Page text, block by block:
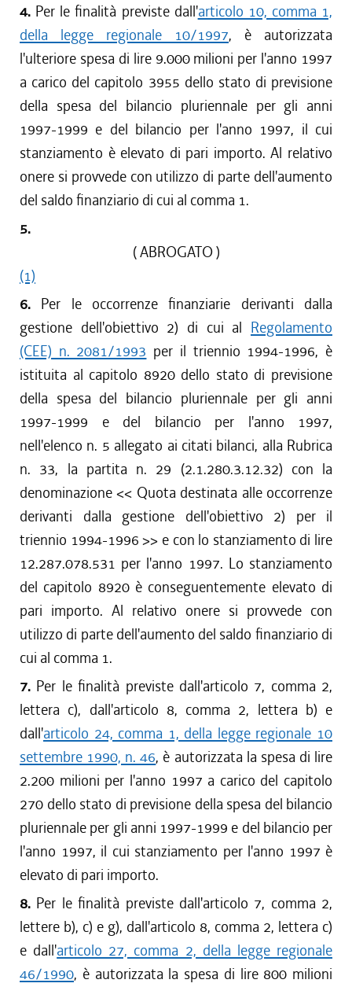
4. Per le finalità previste dall'articolo 10, comma 1,
della legge regionale 10/1997, è autorizzata
l'ulteriore spesa di lire 9.000 milioni per l'anno 1997
a carico del capitolo 3955 dello stato di previsione
della spesa del bilancio pluriennale per gli anni
1997-1999 e del bilancio per l'anno 1997, il cui
stanziamento è elevato di pari importo. Al relativo
onere si provvede con utilizzo di parte dell'aumento
del saldo finanziario di cui al comma 1.
5.
( ABROGATO )
(1)
6. Per le occorrenze finanziarie derivanti dalla
gestione dell'obiettivo 2) di cui al Regolamento
(CEE) n. 2081/1993 per il triennio 1994-1996, è
istituita al capitolo 8920 dello stato di previsione
della spesa del bilancio pluriennale per gli anni
1997-1999 e del bilancio per l'anno 1997,
nell'elenco n. 5 allegato ai citati bilanci, alla Rubrica
n. 33, la partita n. 29 (2.1.280.3.12.32) con la
denominazione << Quota destinata alle occorrenze
derivanti dalla gestione dell'obiettivo 2) per il
triennio 1994-1996 >> e con lo stanziamento di lire
12.287.078.531 per l'anno 1997. Lo stanziamento
del capitolo 8920 è conseguentemente elevato di
pari importo. Al relativo onere si provvede con
utilizzo di parte dell'aumento del saldo finanziario di
cui al comma 1.
7. Per le finalità previste dall'articolo 7, comma 2,
lettera c), dall'articolo 8, comma 2, lettera b) e
dall'articolo 24, comma 1, della legge regionale 10
settembre 1990, n. 46, è autorizzata la spesa di lire
2.200 milioni per l'anno 1997 a carico del capitolo
270 dello stato di previsione della spesa del bilancio
pluriennale per gli anni 1997-1999 e del bilancio per
l'anno 1997, il cui stanziamento per l'anno 1997 è
elevato di pari importo.
8. Per le finalità previste dall'articolo 7, comma 2,
lettere b), c) e g), dall'articolo 8, comma 2, lettera c)
e dall'articolo 27, comma 2, della legge regionale
46/1990, è autorizzata la spesa di lire 800 milioni